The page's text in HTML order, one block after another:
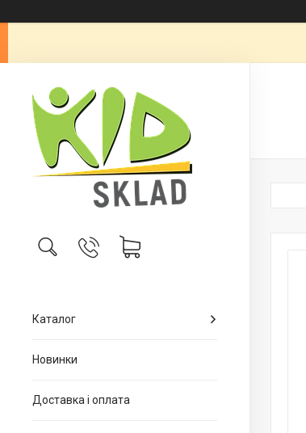
Каталог
Новинки
Доставка і оплата